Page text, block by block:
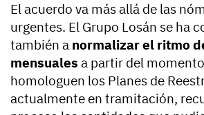
El acuerdo va más allá de las
urgentes. El Grupo Losán se ha
también a normalizar el ritmo
mensuales a partir del
homologuen los Planes de
actualmente en tramitación,